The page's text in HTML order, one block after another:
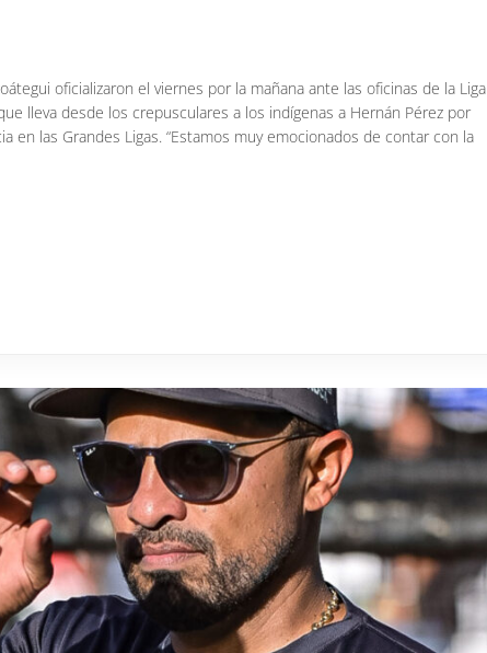
oficializaron el viernes por la mañana ante las oficinas de la Liga
lleva desde los crepusculares a los indígenas a Hernán Pérez por
en las Grandes Ligas. “Estamos muy emocionados de contar con la